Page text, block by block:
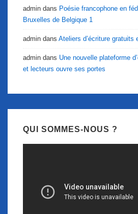
admin dans Poésie francophone en
Bruxelles de Belgique 1
admin dans Ateliers d’écriture gratuits
admin dans Une nouvelle plateforme
et lecteurs ouvre ses portes
QUI SOMMES-NOUS ?